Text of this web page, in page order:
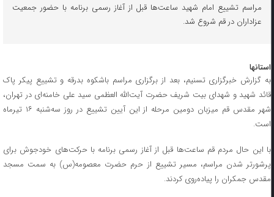
مراسم تشییع امام شهید ساعت‌ها قبل از آغاز رسمی برنامه با حضور جمعیت
عزاداران در قم شروع شد.
استانها
به گزارش خبرگزاری تسنیم، بعد از برگزاری مراسم باشکوه بدرقه و تشییع پیکر پاک
قائد شهید و شهدای بیت شریف حضرت آیت‌‌الله العظمی سید علی خامنه‌ای در تهران،
شهر مقدس قم میزبان دومین مرحله از این آیین تشییع در روز سه‌شنبه ۱۶ تیرماه
است.
با این حال مردم قم ساعت‌ها قبل از آغاز رسمی برنامه با حرکت‌های خودجوش برای
پرشورتر شدن مراسم، مسیر تشییع از حرم حضرت معصومه(س) به سمت مسجد
مقدس جمکران را پیاده‌روی کردند.